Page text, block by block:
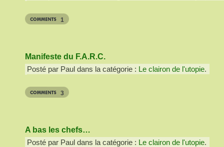
1
Manifeste du F.A.R.C.
Posté par Paul dans la catégorie : Le clairon de l'utopie.
3
A bas les chefs…
Posté par Paul dans la catégorie : Le clairon de l'utopie.